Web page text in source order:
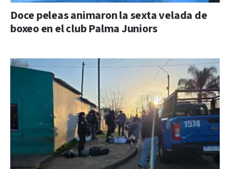
Doce peleas animaron la sexta velada de
boxeo en el club Palma Juniors